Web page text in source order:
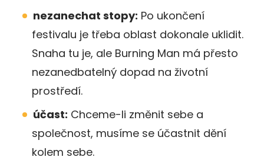
nezanechat stopy: Po ukončení
festivalu je třeba oblast dokonale uklidit.
Snaha tu je, ale Burning Man má přesto
nezanedbatelný dopad na životní
prostředí.
účast: Chceme-li změnit sebe a
společnost, musíme se účastnit dění
kolem sebe.